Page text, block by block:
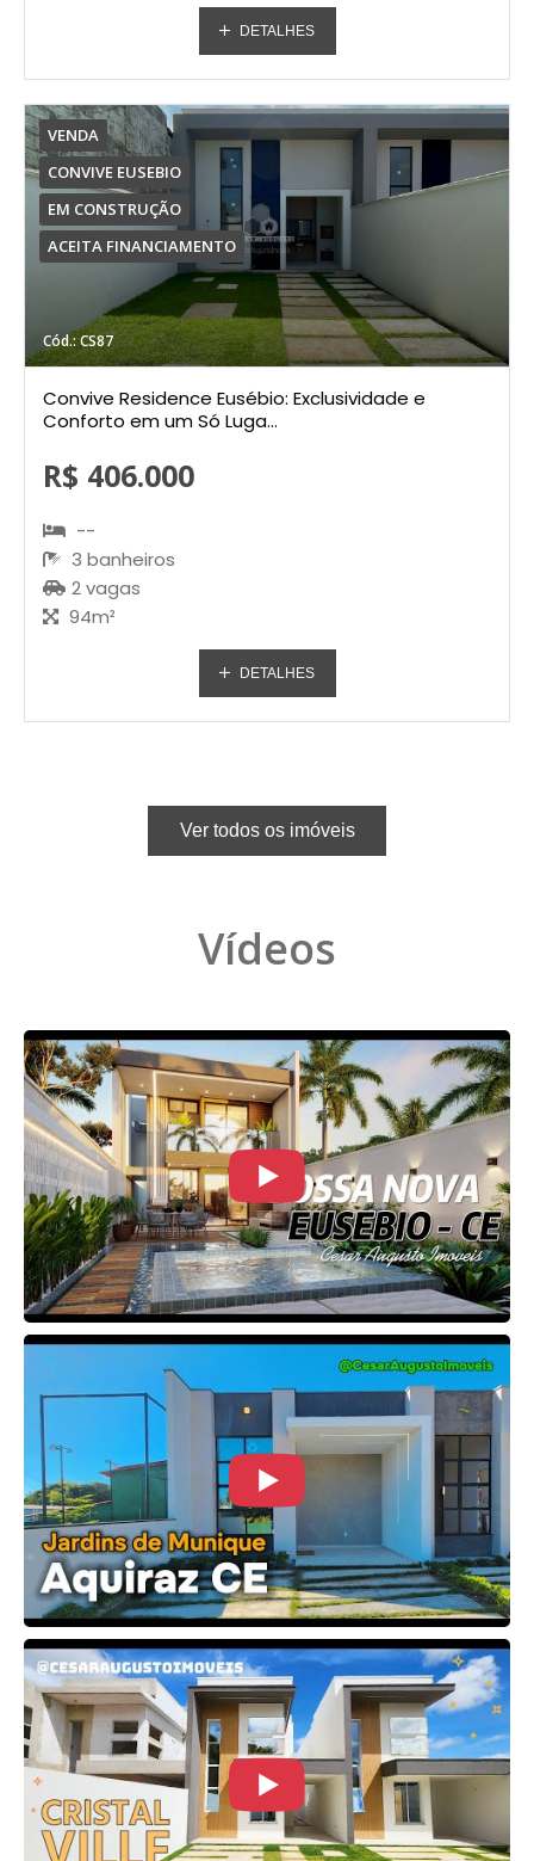
DETALHES
VENDA
CONVIVE EUSEBIO
EM CONSTRUÇÃO
ACEITA FINANCIAMENTO
Cód.: CS87
Convive Residence Eusébio: Exclusividade e
Conforto em um Só Luga...
R$ 406.000
--
3 banheiros
2 vagas
94m²
DETALHES
Ver todos os imóveis
Vídeos